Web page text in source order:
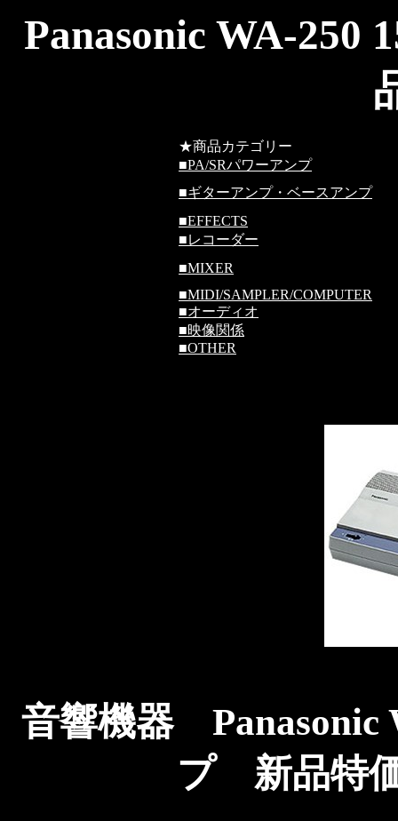
Panasonic WA-
★商品カテゴリー
■PA/SRパワーアンプ
■ギターアンプ・ベースアンプ
■EFFECTS
■レコーダー
■MIXER
■MIDI/SAMPLER/COMPUTER
■オーディオ
■映像関係
■OTHER
音響機器 Panasonic
プ 新品特